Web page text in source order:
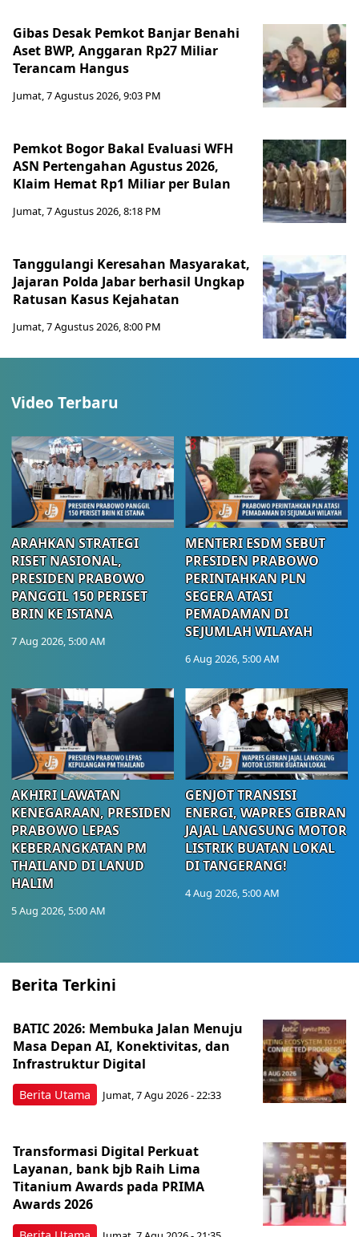
Gibas Desak Pemkot Banjar Benahi
Aset BWP, Anggaran Rp27 Miliar
Terancam Hangus
Jumat, 7 Agustus 2026, 9:03 PM
Pemkot Bogor Bakal Evaluasi WFH
ASN Pertengahan Agustus 2026,
Klaim Hemat Rp1 Miliar per Bulan
Jumat, 7 Agustus 2026, 8:18 PM
Tanggulangi Keresahan Masyarakat,
Jajaran Polda Jabar berhasil Ungkap
Ratusan Kasus Kejahatan
Jumat, 7 Agustus 2026, 8:00 PM
Video Terbaru
ARAHKAN STRATEGI
RISET NASIONAL,
PRESIDEN PRABOWO
PANGGIL 150 PERISET
BRIN KE ISTANA
7 Aug 2026, 5:00 AM
MENTERI ESDM SEBUT
PRESIDEN PRABOWO
PERINTAHKAN PLN
SEGERA ATASI
PEMADAMAN DI
SEJUMLAH WILAYAH
6 Aug 2026, 5:00 AM
AKHIRI LAWATAN
KENEGARAAN, PRESIDEN
PRABOWO LEPAS
KEBERANGKATAN PM
THAILAND DI LANUD
HALIM
5 Aug 2026, 5:00 AM
GENJOT TRANSISI
ENERGI, WAPRES GIBRAN
JAJAL LANGSUNG MOTOR
LISTRIK BUATAN LOKAL
DI TANGERANG!
4 Aug 2026, 5:00 AM
Berita Terkini
Berita Utama
BATIC 2026: Membuka Jalan Menuju
Masa Depan AI, Konektivitas, dan
Infrastruktur Digital
Jumat, 7 Agu 2026 - 22:33
Transformasi Digital Perkuat
Layanan, bank bjb Raih Lima
Titanium Awards pada PRIMA
Awards 2026